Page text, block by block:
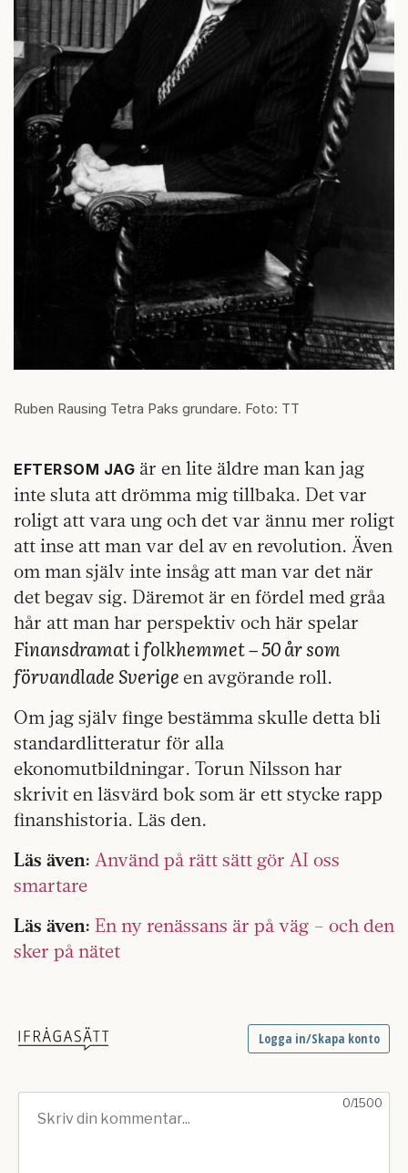
Ruben Rausing Tetra Paks grundare. Foto: TT
EFTERSOM JAG är en lite äldre man kan jag
inte sluta att drömma mig tillbaka. Det var
roligt att vara ung och det var ännu mer roligt
att inse att man var del av en revolution. Även
om man själv inte insåg att man var det när
det begav sig. Däremot är en fördel med gråa
hår att man har perspektiv och här spelar
Finansdramat i folkhemmet – 50 år som
förvandlade Sverige en avgörande roll.
Om jag själv finge bestämma skulle detta bli
standardlitteratur för alla
ekonomutbildningar. Torun Nilsson har
skrivit en läsvärd bok som är ett stycke rapp
finanshistoria. Läs den.
Läs även: Använd på rätt sätt gör AI oss
smartare
Läs även: En ny renässans är på väg – och den
sker på nätet